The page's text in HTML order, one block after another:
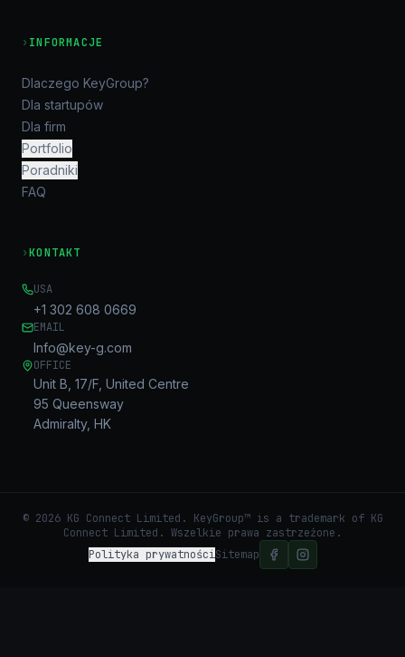
› INFORMACJE
Dlaczego KeyGroup?
Dla startupów
Dla firm
Portfolio
Poradniki
FAQ
›KONTAKT
USA
+1 302 608 0669
EMAIL
Info@key-g.com
OFFICE
Unit B, 17/F, United Centre
95 Queensway
Admiralty, HK
© 2026KG Connect Limited. KeyGroup™ is a trademark of KG
Connect Limited. Wszelkie prawa zastrzeżone.
Polityka prywatnościSitemap